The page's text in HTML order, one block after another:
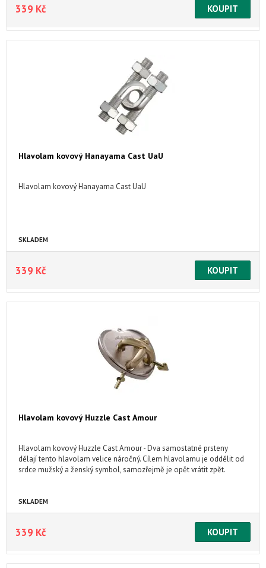
339 Kč
Hlavolam kovový Hanayama Cast UaU
Hlavolam kovový Hanayama Cast UaU
SKLADEM
339 Kč
Hlavolam kovový Huzzle Cast Amour
Hlavolam kovový Huzzle Cast Amour - Dva samostatné prsteny
dělají tento hlavolam velice náročný. Cílem hlavolamu je oddělit od
srdce mužský a ženský symbol, samozřejmě je opět vrátit zpět.
SKLADEM
339 Kč